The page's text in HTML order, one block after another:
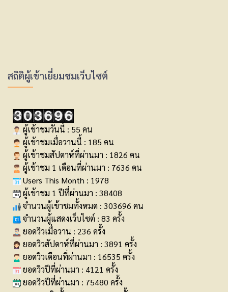
สถิติผู้เข้าเยี่ยมชมเว็บไซต์
ผู้เข้าชมวันนี้ : 55 คน
ผู้เข้าชมเมื่อวานนี้ : 185 คน
ผู้เข้าชมสัปดาห์ที่ผ่านมา : 1826 คน
ผู้เข้าชม 1 เดือนที่ผ่านมา : 7636 คน
Users This Month : 1978
ผู้เข้าชม 1 ปีที่ผ่านมา : 38408
จำนวนผู้เข้าชมทั้งหมด : 303696 คน
จำนวนผู้แสดงเว็บไซต์ : 83 ครั้ง
ยอดวิวเมื่อวาน : 236 ครั้ง
ยอดวิวสัปดาห์ที่ผ่านมา : 3891 ครั้ง
ยอดวิวเดือนที่ผ่านมา : 16535 ครั้ง
ยอดวิวปีที่ผ่านมา : 4121 ครั้ง
ยอดวิวปีที่ผ่านมา : 75480 ครั้ง